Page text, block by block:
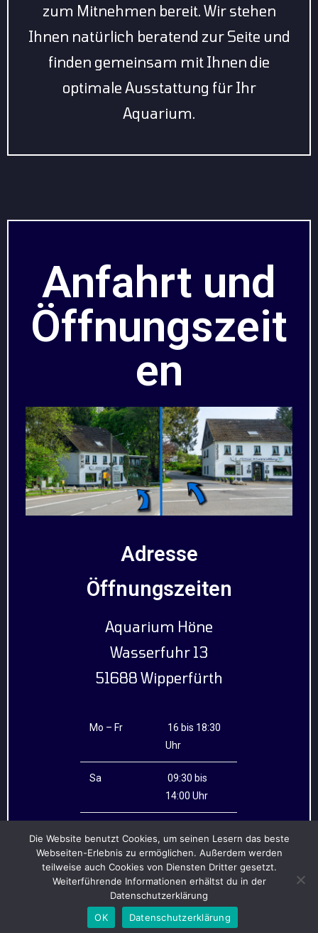
zum Mitnehmen bereit. Wir stehen
Ihnen natürlich beratend zur Seite und
finden gemeinsam mit Ihnen die
optimale Ausstattung für Ihr
Aquarium.
Anfahrt und
Öffnungszeit
en
Adresse
Öffnungszeiten
Aquarium Höne
Wasserfuhr 13
51688 Wipperfürth
Mo – Fr
16 bis 18:30
Uhr
Sa
09:30 bis
14:00 Uhr
Copyright - OceanWP Theme by OceanWP
Die Website benutzt Cookies, um seinen Lesern das beste
Webseiten-Erlebnis zu ermöglichen. Außerdem werden
teilweise auch Cookies von Diensten Dritter gesetzt.
Weiterführende Informationen erhältst du in der
Datenschutzerklärung
OK
Datenschutzerklärung